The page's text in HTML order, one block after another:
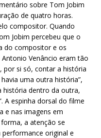
sobre Tom Jobim
de quatro horas.
compositor. Quando
Jobim percebeu que o
do compositor e os
Venâncio eram tão
por si só, contar a história
uma outra história”,
história dentro da outra,
A espinha dorsal do filme
e nas imagens em
a atenção se
original e